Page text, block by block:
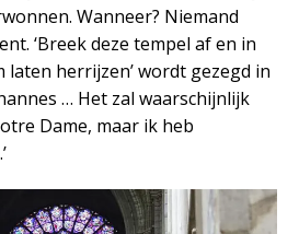
Wanneer? Niemand
‘Breek deze tempel af en in
laten herrijzen’ wordt gezegd in
… Het zal waarschijnlijk
Dame, maar ik heb